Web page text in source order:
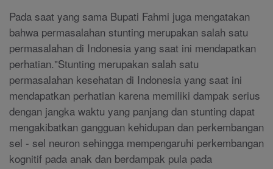
Pada saat yang sama Bupati Fahmi juga mengatakan
bahwa permasalahan stunting merupakan salah satu
permasalahan di Indonesia yang saat ini mendapatkan
perhatian."Stunting merupakan salah satu
permasalahan kesehatan di Indonesia yang saat ini
mendapatkan perhatian karena memiliki dampak serius
dengan jangka waktu yang panjang dan stunting dapat
mengakibatkan gangguan kehidupan dan perkembangan
sel - sel neuron sehingga mempengaruhi perkembangan
kognitif pada anak dan berdampak pula pada